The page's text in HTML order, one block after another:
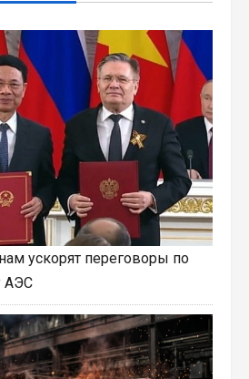
ускорят переговоры по
АЭС